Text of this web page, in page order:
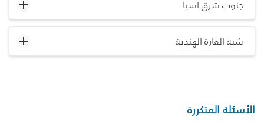
جنوب شرق آسيا
شبه القارة الهندية
الأسئلة المتكررة